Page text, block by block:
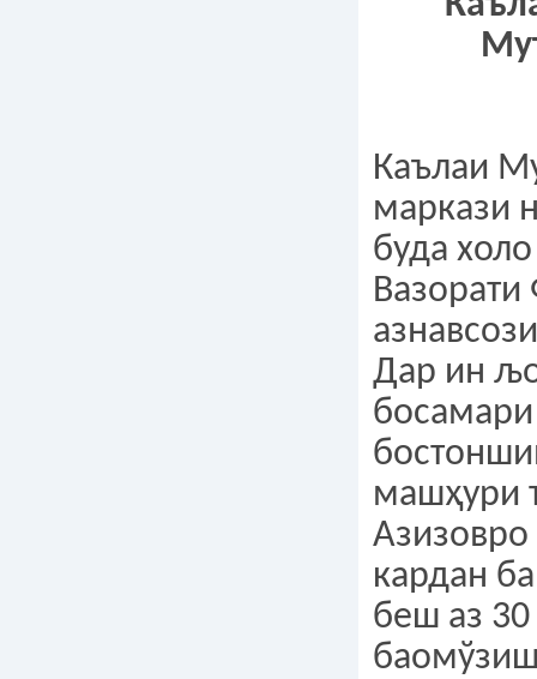
Каълаи
маркази
буда
Вазорати
Дар ин
босамари
машҳури
Азизовро
кардан
беш аз 30